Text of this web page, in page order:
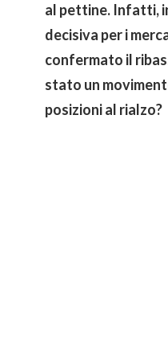
al pettine. Infatti,
decisiva per i
confermato il
stato un
posizioni al rialzo?